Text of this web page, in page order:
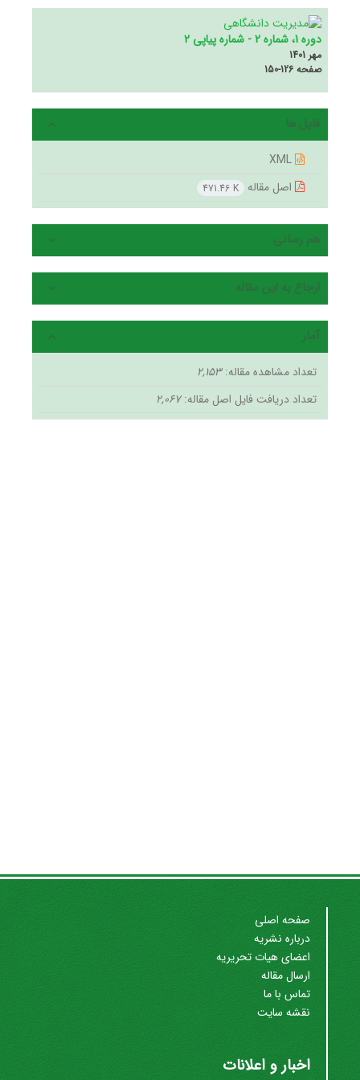
دوره 1، شماره 2 - شماره پیاپی 2
مهر 1401
صفحه 150-126
فایل ها
اصل مقاله
471.46 K
هم رسانی
ارجاع به این مقاله
آمار
تعداد مشاهده مقاله:2,153
تعداد دریافت فایل اصل مقاله:2,067
صفحه اصلی
درباره نشریه
اعضای هیات تحریریه
ارسال مقاله
تماس با ما
نقشه سایت
اخبار و اعلانات